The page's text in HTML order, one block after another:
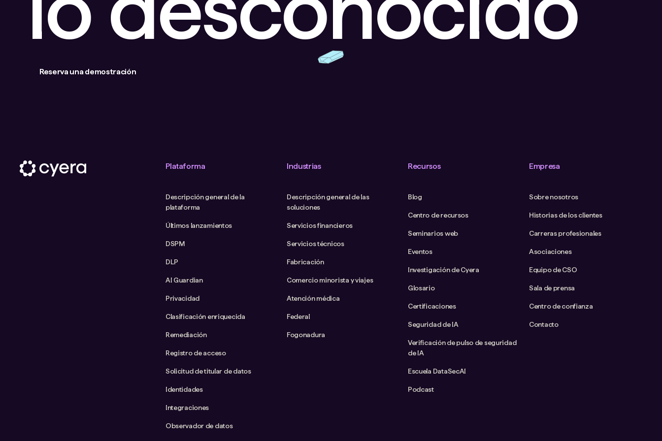
Reserva una demostración
Plataforma
Descripción general de la
plataforma
Últimos lanzamientos
DSPM
DLP
AI Guardian
Privacidad
Clasificación enriquecida
Remediación
Registro de acceso
Solicitud de titular de datos
Identidades
Integraciones
Observador de datos
Industrias
Descripción general de las
soluciones
Servicios financieros
Servicios técnicos
Fabricación
Comercio minorista y viajes
Atención médica
Federal
Fogonadura
Recursos
Blog
Centro de recursos
Seminarios web
Eventos
Investigación de Cyera
Glosario
Certificaciones
Seguridad de IA
Verificación de pulso de seguridad
de IA
Escuela DataSecAI
Podcast
Empresa
Sobre nosotros
Historias de los clientes
Carreras profesionales
Asociaciones
Equipo de CSO
Sala de prensa
Centro de confianza
Contacto